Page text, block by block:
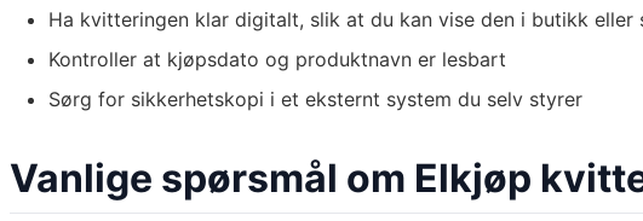
Ha kvitteringen klar digitalt, slik at du kan vise den i butikk eller
Kontroller at kjøpsdato og produktnavn er lesbart
Sørg for sikkerhetskopi i et eksternt system du selv styrer
Vanlige spørsmål om Elkjøp